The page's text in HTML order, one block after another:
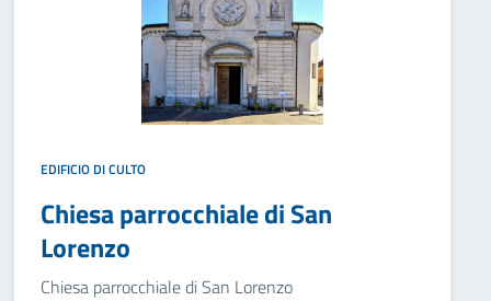
EDIFICIO DI CULTO
Chiesa parrocchiale di San
Lorenzo
Chiesa parrocchiale di San Lorenzo